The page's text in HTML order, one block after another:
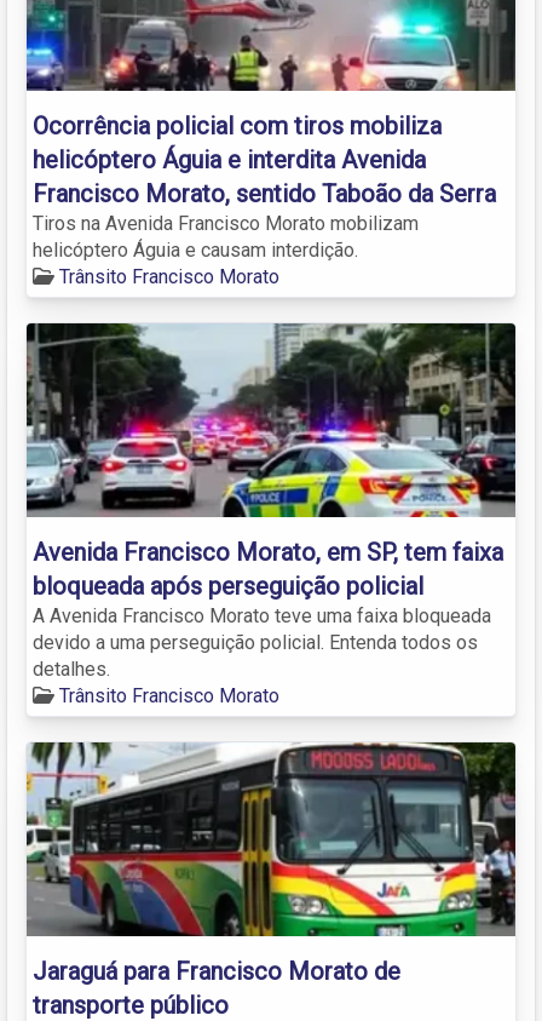
Ocorrência policial com tiros mobiliza
helicóptero Águia e interdita Avenida
Francisco Morato, sentido Taboão da Serra
Tiros na Avenida Francisco Morato mobilizam
helicóptero Águia e causam interdição.
Trânsito Francisco Morato
Avenida Francisco Morato, em SP, tem faixa
bloqueada após perseguição policial
A Avenida Francisco Morato teve uma faixa bloqueada
devido a uma perseguição policial. Entenda todos os
detalhes.
Trânsito Francisco Morato
Jaraguá para Francisco Morato de
transporte público